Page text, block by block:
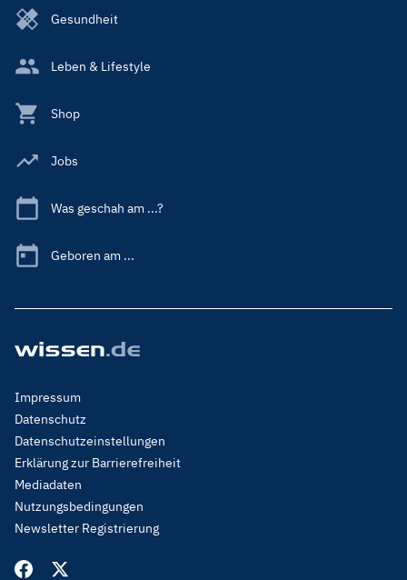
Gesundheit
Leben & Lifestyle
Shop
Jobs
Was geschah am ...?
Geboren am ...
Footer
Menu
Legal
Impressum
Datenschutz
Datenschutzeinstellungen
Erklärung zur Barrierefreiheit
Mediadaten
Nutzungsbedingungen
Newsletter Registrierung